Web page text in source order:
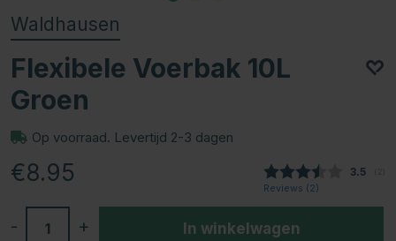
Waldhausen
Flexibele Voerbak 10L
Groen
Op voorraad. Levertijd 2-3 dagen
€8.95 3.5
Reviews (2)
+
- In winkelwagen